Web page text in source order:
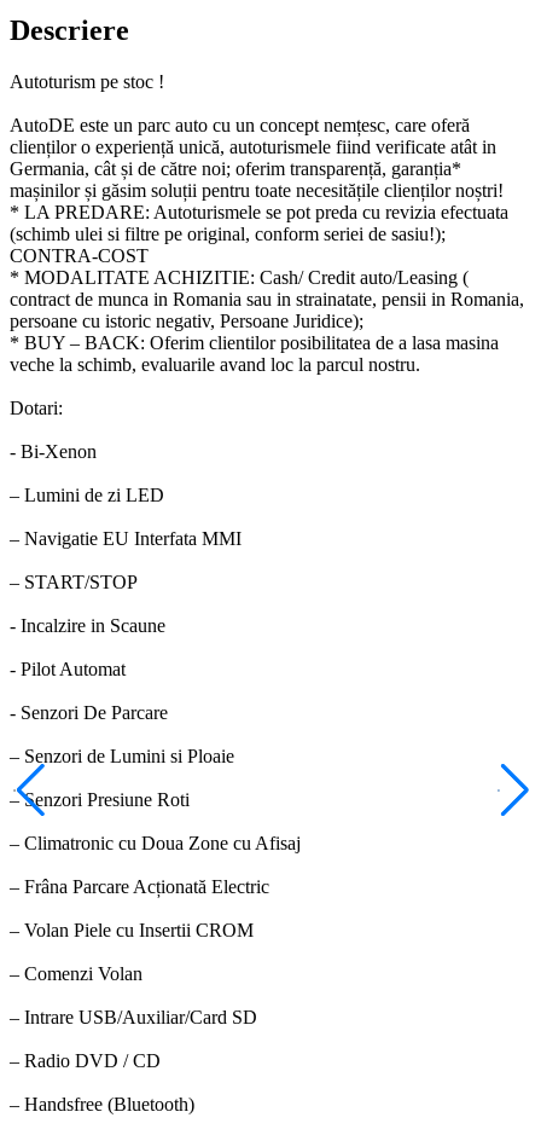
Descriere
Autoturism pe stoc !
AutoDE este un parc auto cu un concept nemțesc, care oferă
clienților o experiență unică, autoturismele fiind verificate atât in
Germania, cât și de către noi; oferim transparență, garanția*
mașinilor și găsim soluții pentru toate necesitățile clienților noștri!
* LA PREDARE: Autoturismele se pot preda cu revizia efectuata
(schimb ulei si filtre pe original, conform seriei de sasiu!);
CONTRA-COST
* MODALITATE ACHIZITIE: Cash/ Credit auto/Leasing (
contract de munca in Romania sau in strainatate, pensii in Romania,
persoane cu istoric negativ, Persoane Juridice);
* BUY – BACK: Oferim clientilor posibilitatea de a lasa masina
veche la schimb, evaluarile avand loc la parcul nostru.
Dotari:
- Bi-Xenon
– Lumini de zi LED
– Navigatie EU Interfata MMI
– START/STOP
- Incalzire in Scaune
- Pilot Automat
- Senzori De Parcare
– Senzori de Lumini si Ploaie
– Senzori Presiune Roti
– Climatronic cu Doua Zone cu Afisaj
– Frâna Parcare Acționată Electric
– Volan Piele cu Insertii CROM
– Comenzi Volan
– Intrare USB/Auxiliar/Card SD
– Radio DVD / CD
– Handsfree (Bluetooth)